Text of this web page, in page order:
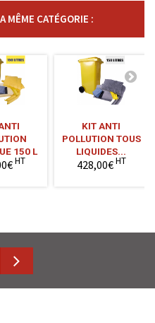
MÊME CATÉGORIE :
150 L
HT
KIT ANTI
POLLUTION TOUS
LIQUIDES...
428,00€HT